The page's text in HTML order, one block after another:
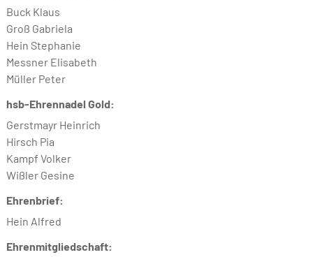
Buck Klaus
Groß Gabriela
Hein Stephanie
Messner Elisabeth
Müller Peter
hsb-Ehrennadel Gold:
Gerstmayr Heinrich
Hirsch Pia
Kampf Volker
Wißler Gesine
Ehrenbrief:
Hein Alfred
Ehrenmitgliedschaft: